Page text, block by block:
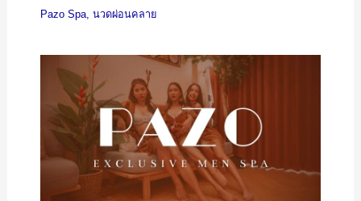
Pazo Spa, นวดผ่อนคลาย